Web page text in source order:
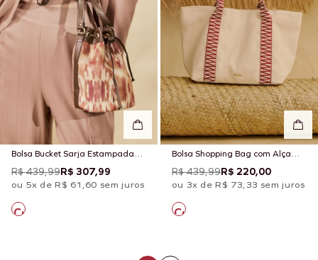
Bolsa Bucket Sarja Estampada
Niebla
R$ 439,99R$ 307,99
ou 5x de R$ 61,60 sem juros
Bolsa Shopping Bag com Alça
Cordão
R$ 439,99R$ 220,00
ou 3x de R$ 73,33 sem juros